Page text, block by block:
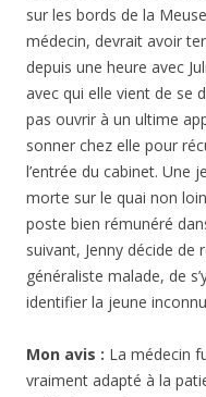
sur les bords de la
médecin, devrait avoir
depuis une heure avec
avec qui elle vient de se
pas ouvrir à un ultime
sonner chez elle pour
l’entrée du cabinet. Une
morte sur le quai non
poste bien rémunéré
suivant, Jenny décide de
généraliste malade, de
identifier la jeune
Mon avis : La médecin
vraiment adapté à la